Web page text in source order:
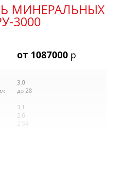
МИНЕРАЛЬНЫХ
3000
от 1087000 р
3,0
до 28
3,1
2,6
2,54